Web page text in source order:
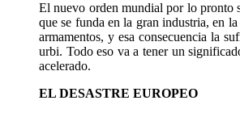
El nuevo orden mundial por lo pronto
que se funda en la gran industria, en
armamentos, y esa consecuencia la
urbi. Todo eso va a tener un
acelerado.
EL DESASTRE EUROPEO